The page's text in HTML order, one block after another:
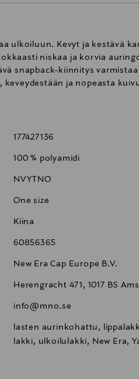
ulkoiluun. Kevyt ja kestävä
niskaa ja korvia
snapback-kiinnitys
ja nopeasta
177427136
100 % polyamidi
NVYTNO
One size
Kiina
60856365
New Era Cap Europe B.V.
Herengracht 471, 1017 BS
info@mno.se
lasten aurinkohattu,
lakki, ulkoilulakki, New Era,